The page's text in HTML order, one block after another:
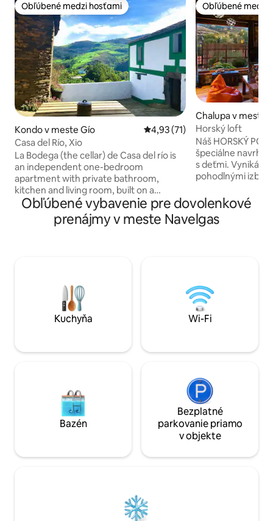
Obľúbené medzi hosťami
Obľúbené medzi hosťami
Kondo v meste Gío Priemerné ohodnotenie 4,93
4,93 (71)
Casa del Río, Xio
La Bodega (the cellar) de Casa del río is
an independent one-bedroom
apartment with private bathroom,
kitchen and living room, built on a
ground floor. The kitchen is equipped to
cook your own simple meals (but not
oven/microwave). The apartment is
private terrace with amazing views and
an independent entrance. You can also
use the common areas and the big
can’t live without those, this may not be
quite reliable. Casa del río is the perfect
way to scape the noise and experience
first-hand living a simple and sustainable
life in an Asturias village off the beaten
crowds, as it is quite isolated and the
car, and shops, supermarket,
restaurants, pharmacy, petrol station,
Obľúbené medzi
Obľúbené medzi
Chalupa v meste
Horský loft
Náš HORSKÝ
špeciálne
s deťmi. Vyniká
pohodlnými
izba s kozubom a
výhľadom. - Plne
Sklápacia
priestorom na
záhrady a
Obľúbené vybavenie pre dovolenkové
prenájmy v meste Navelgas
Kuchyňa Wi-Fi
Bazén
Bezplatné
parkovanie priamo
v objekte